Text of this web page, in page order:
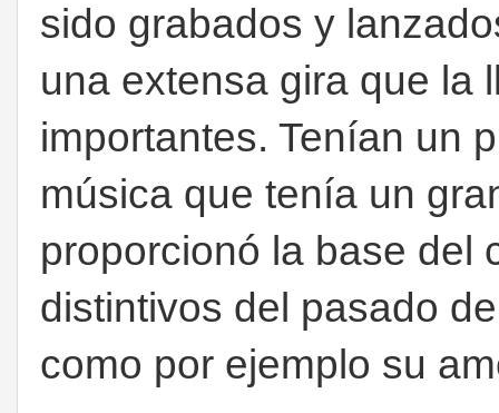
sido grabados y
una extensa gira que la
importantes. Tenían un
música que tenía un
proporcionó la base del
distintivos del pasado
como por ejemplo su